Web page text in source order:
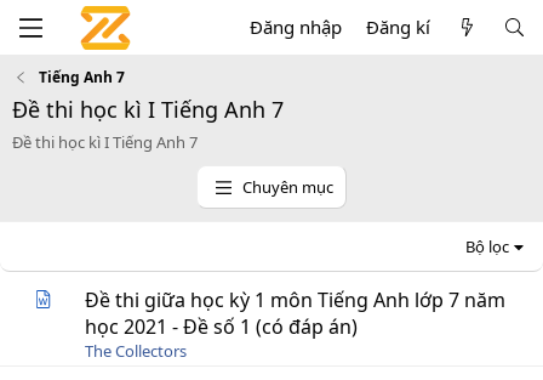
Đăng nhập Đăng kí
Tiếng Anh 7
Đề thi học kì I Tiếng Anh 7
Đề thi học kì I Tiếng Anh 7
Chuyên mục
Bộ lọc
Đề thi giữa học kỳ 1 môn Tiếng Anh lớp 7 năm
học 2021 - Đề số 1 (có đáp án)
The Collectors